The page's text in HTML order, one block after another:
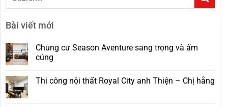
Bài viết mới
Chung cư Season Aventure sang trọng và ấm
cúng
Thi công nội thất Royal City anh Thiện – Chị hằng